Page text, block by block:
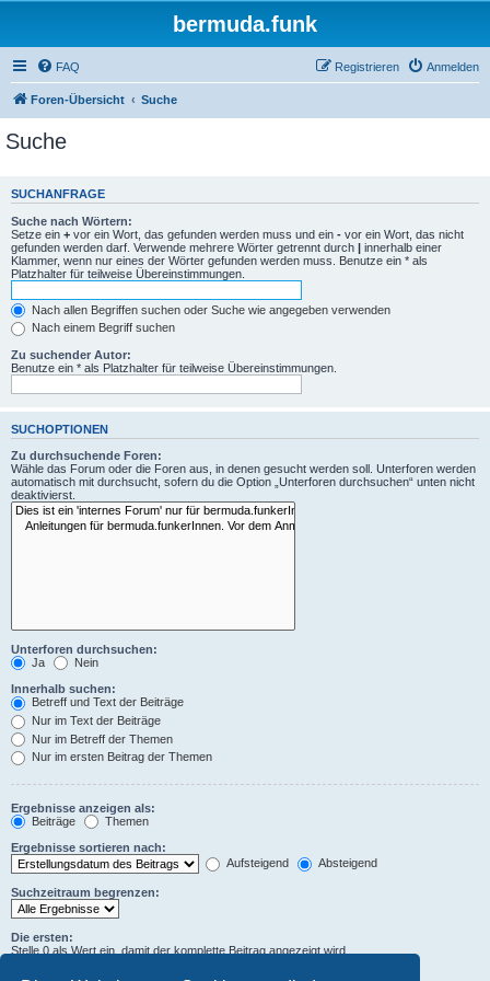
bermuda.funk
FAQ Anmelden
Registrieren
Foren-Übersicht Suche
Suche
SUCHANFRAGE
Suche nach Wörtern:
Setze ein + vor ein Wort, das gefunden werden muss und ein - vor ein Wort, das nicht
gefunden werden darf. Verwende mehrere Wörter getrennt durch | innerhalb einer
Klammer, wenn nur eines der Wörter gefunden werden muss. Benutze ein * als
Platzhalter für teilweise Übereinstimmungen.
Nach allen Begriffen suchen oder Suche wie angegeben verwenden
Nach einem Begriff suchen
Zu suchender Autor:
Benutze ein * als Platzhalter für teilweise Übereinstimmungen.
SUCHOPTIONEN
Zu durchsuchende Foren:
Wähle das Forum oder die Foren aus, in denen gesucht werden soll. Unterforen werden
automatisch mit durchsucht, sofern du die Option „Unterforen durchsuchen“ unten nicht
deaktivierst.
Unterforen durchsuchen:
Ja
Nein
Innerhalb suchen:
Betreff und Text der Beiträge
Nur im Text der Beiträge
Nur im Betreff der Themen
Nur im ersten Beitrag der Themen
Ergebnisse anzeigen als:
Beiträge
Themen
Ergebnisse sortieren nach:
Aufsteigend
Absteigend
Suchzeitraum begrenzen:
Die ersten:
Stelle 0 als Wert ein, damit der komplette Beitrag angezeigt wird.